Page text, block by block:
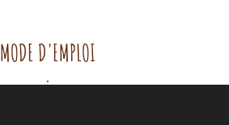
MODE D'EMPLOI
.